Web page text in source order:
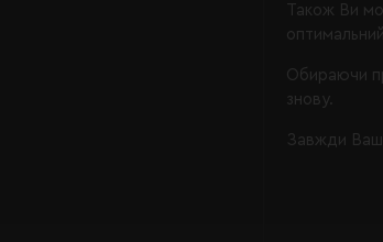
Також Ви
оптимальний
Обираючи
знову.
Завжди Ваш